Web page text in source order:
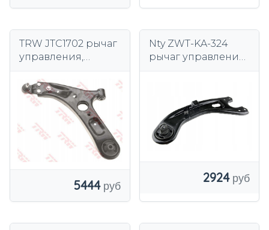
TRW JTC1702 рычаг
управления,
5444
Nty ZWT-KA-324
рычаг управления,
2924